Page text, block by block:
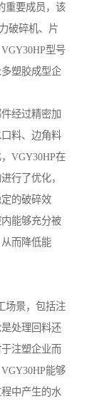
重要成员，该
破碎机、片
型号
塑胶成型企
经过精密加
料、边角料
VGY30HP在
行了优化，
的破碎效
能够充分被
而降低能
场景，包括注
处理回料还
注塑企业而
能够
中产生的水